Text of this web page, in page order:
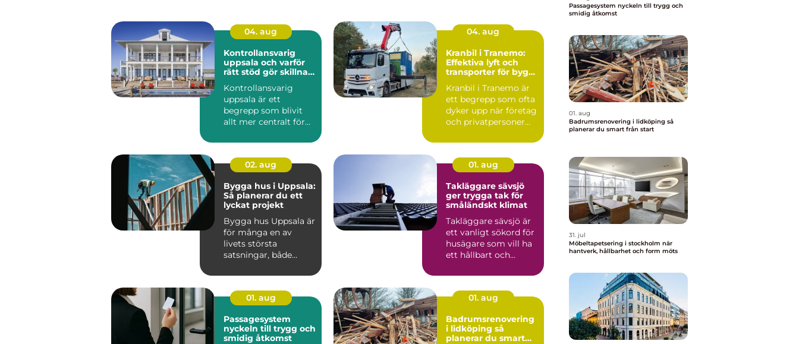
04. aug
Kontrollansvarig
uppsala och varför
rätt stöd gör skillnad
Kontrollansvarig
uppsala är ett
begrepp som blivit
allt mer centralt för
företag ...
04. aug
Kranbil i Tranemo:
Effektiva lyft och
transporter för bygg
Kranbil i Tranemo är
ett begrepp som ofta
dyker upp när företag
och privatpersoner
02. aug
Bygga hus i Uppsala:
Så planerar du ett
lyckat projekt
Bygga hus Uppsala är
för många en av
livets största
satsningar, både
01. aug
Takläggare sävsjö
ger trygga tak för
småländskt klimat
Takläggare sävsjö är
ett vanligt sökord för
husägare som vill ha
ett hållbart och
01. aug
Passagesystem
nyckeln till trygg och
smidig åtkomst
01. aug
Badrumsrenovering
i lidköping så
planerar du smart
Passagesystem nyckeln till trygg och
smidig åtkomst
01. aug
Badrumsrenovering i lidköping så
planerar du smart från start
31. jul
Möbeltapetsering i stockholm när
hantverk, hållbarhet och form möts